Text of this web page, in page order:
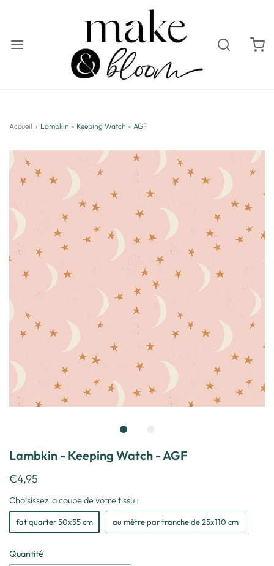
Accueil › Lambkin - Keeping Watch - AGF
Lambkin - Keeping Watch - AGF
€4,95
Choisissez la coupe de votre tissu :
fat quarter 50x55 cm au mètre par tranche de 25x110 cm
Quantité